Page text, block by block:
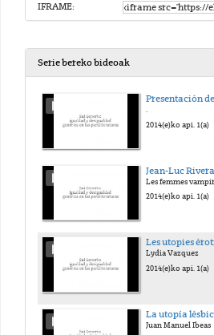
IFRAME:
Serie bereko bideoak
Presentación
.
2014(e)ko api. 1(a)
Jean-Luc Rivera
Les femmes
2014(e)ko api. 1(a)
Les utopies
Lydia Vazquez
2014(e)ko api. 1(a)
La utopía
Juan Manuel Ibeas